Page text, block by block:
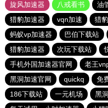
旋风加速器
八戒看书 油
猎豹加速器
vqn加速 猎
蚂蚁vp加速器
巴伯下载站
猎豹加速器
次玩下载站
手机外国加速器官网
老王
黑洞加速官网
quickq 免
186下载站
一元机场 黑